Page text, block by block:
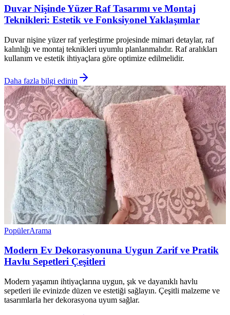
Duvar Nişinde Yüzer Raf Tasarımı ve Montaj
Teknikleri: Estetik ve Fonksiyonel Yaklaşımlar
Duvar nişine yüzer raf yerleştirme projesinde mimari detaylar, raf
kalınlığı ve montaj teknikleri uyumlu planlanmalıdır. Raf aralıkları
kullanım ve estetik ihtiyaçlara göre optimize edilmelidir.
Daha fazla bilgi edinin
PopülerArama
Modern Ev Dekorasyonuna Uygun Zarif ve Pratik
Havlu Sepetleri Çeşitleri
Modern yaşamın ihtiyaçlarına uygun, şık ve dayanıklı havlu
sepetleri ile evinizde düzen ve estetiği sağlayın. Çeşitli malzeme ve
tasarımlarla her dekorasyona uyum sağlar.